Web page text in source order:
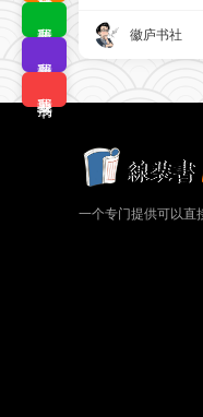
徽庐书社
一个专门提供可以直